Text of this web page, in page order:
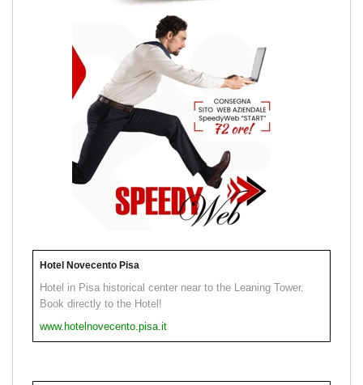
Hotel Novecento Pisa
Hotel in Pisa historical center near to the Leaning Tower.
Book directly to the Hotel!
www.hotelnovecento.pisa.it